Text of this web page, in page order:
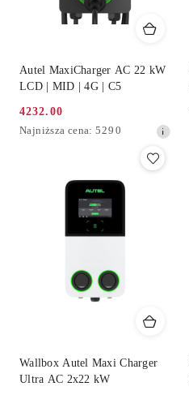
Autel MaxiCharger AC 22 kW
LCD | MID | 4G | C5
Cena
promocyjna:
4232.00
Najniższa
Najniższa cena: 5290
Wallbox Autel Maxi Charger
Ultra AC 2x22 kW